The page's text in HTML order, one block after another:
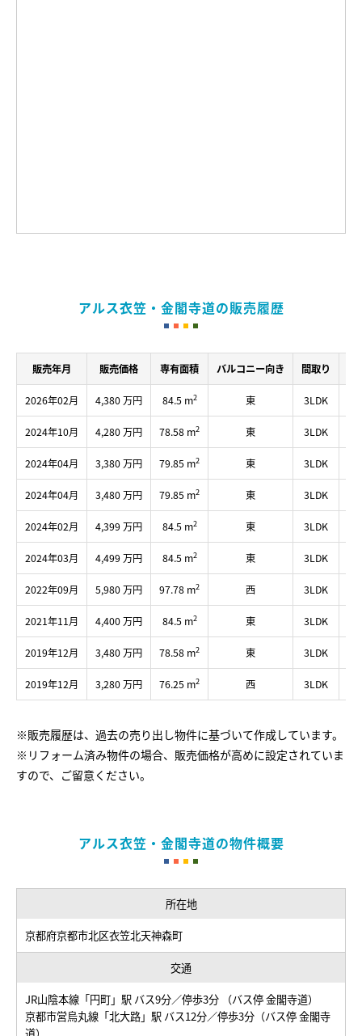
アルス衣笠・金閣寺道の販売履歴
販売年月 販売価格 専有面積 バルコニー向き 間取り
2026年02月 4,380 万円 84.5 m2 東 3LDK
2024年10月 4,280 万円 78.58 m2 東 3LDK
2024年04月 3,380 万円 79.85 m2 東 3LDK
2024年04月 3,480 万円 79.85 m2 東 3LDK
2024年02月 4,399 万円 84.5 m2 東 3LDK
2024年03月 4,499 万円 84.5 m2 東 3LDK
2022年09月 5,980 万円 97.78 m2 西 3LDK
2021年11月 4,400 万円 84.5 m2 東 3LDK
2019年12月 3,480 万円 78.58 m2 東 3LDK
2019年12月 3,280 万円 76.25 m2 西 3LDK
※販売履歴は、過去の売り出し物件に基づいて作成しています。
※リフォーム済み物件の場合、販売価格が高めに設定されていま
すので、ご留意ください。
アルス衣笠・金閣寺道の物件概要
所在地
京都府京都市北区衣笠北天神森町
交通
JR山陰本線「円町」駅 バス9分／停歩3分 （バス停 金閣寺道）
京都市営烏丸線「北大路」駅 バス12分／停歩3分（バス停 金閣寺